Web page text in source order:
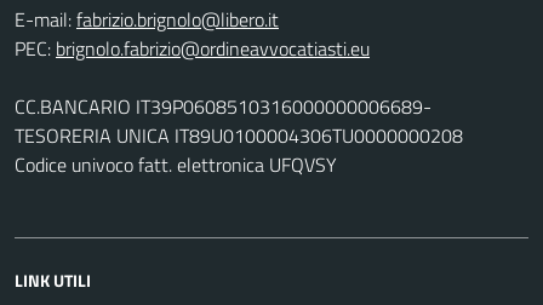
E-mail:
PEC:
CC.BANCARIO IT39P0608510316000000006689-
TESORERIA UNICA IT89U0100004306TU0000000208
Codice univoco fatt. elettronica UFQVSY
LINK UTILI